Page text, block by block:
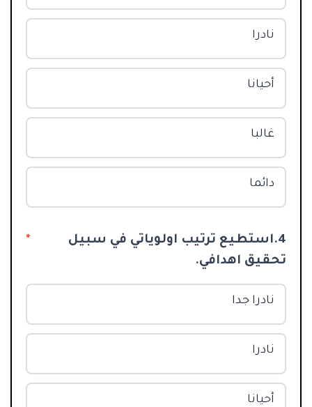
نادرا
أحيانا
غالبا
دائما
4.استطيع ترتيب اولوياتي في سبيل
تحقيق اهدافي.
*
نادرا جدا
نادرا
أحيانا